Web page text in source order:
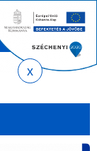
EN HU
űrlap